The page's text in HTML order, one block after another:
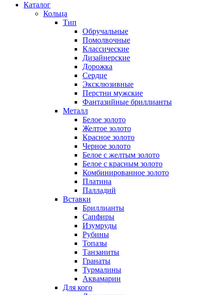
Каталог
Кольца
Тип
Обручальные
Помолвочные
Классические
Дизайнерские
Дорожка
Сердце
Эксклюзивные
Перстни мужские
Фантазийные бриллианты
Металл
Белое золото
Желтое золото
Красное золото
Черное золото
Белое с желтым золото
Белое с красным золото
Комбинированное золото
Платина
Палладий
Вставки
Бриллианты
Сапфиры
Изумруды
Рубины
Топазы
Танзаниты
Гранаты
Турмалины
Аквамарин
Для кого